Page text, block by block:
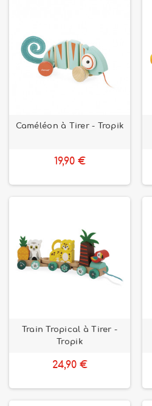
Caméléon à Tirer - Tropik
19,90 €
Train Tropical à Tirer -
Tropik
24,90 €